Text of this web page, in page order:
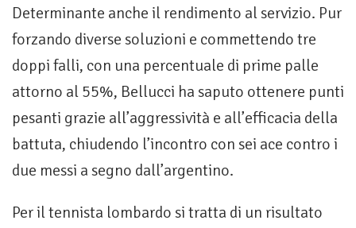
Determinante anche il rendimento al servizio. Pur
forzando diverse soluzioni e commettendo tre
doppi falli, con una percentuale di prime palle
attorno al 55%, Bellucci ha saputo ottenere punti
pesanti grazie all’aggressività e all’efficacia della
battuta, chiudendo l’incontro con sei ace contro i
due messi a segno dall’argentino.
Per il tennista lombardo si tratta di un risultato